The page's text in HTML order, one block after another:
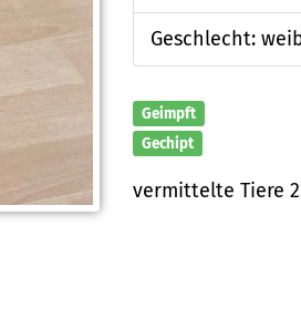
Geschlecht:
Geimpft
Gechipt
vermittelte Tiere